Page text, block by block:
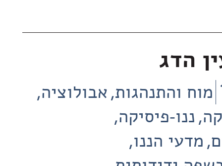
הדג
מוח והתנהגות אבולוציה
ננו-פיסיקה
מדעי הננו